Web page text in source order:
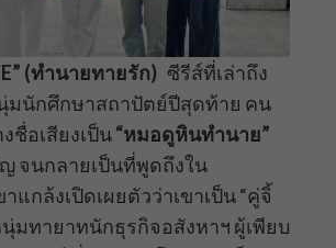
(ทำนายทายรัก) ซีรีส์ที่เล่าถึง
มนักศึกษาสถาปัตย์ปีสุดท้าย คน
ชื่อเสียงเป็น“หมอดูหินทำนาย”
จนกลายเป็นที่พูดถึงใน
แกล้งเปิดเผยตัวว่าเขาเป็น “คู่จิ้
นุ่มทายาทนักธุรกิจอสังหาฯ ผู้เพียบ